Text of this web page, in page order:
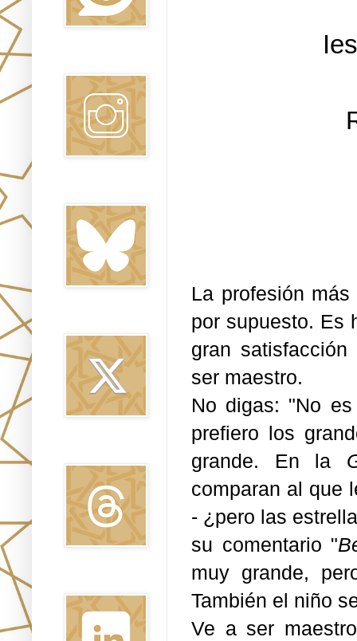
La profesión
por supuesto. Es
gran
ser maestro.
No digas: "No
prefiero los
grande. En la
comparan al que
- ¿pero las
su comentario "
muy grande,
También el niño
Ve a ser